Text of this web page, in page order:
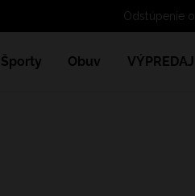
Odstúpenie
Športy Obuv VÝPREDAJ